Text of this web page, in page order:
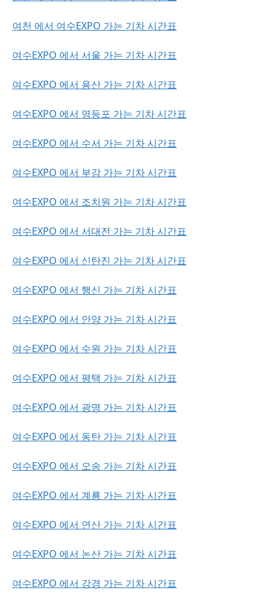
여천 에서 여수EXPO 가는 기차 시간표
여수EXPO 에서 서울 가는 기차 시간표
여수EXPO 에서 용산 가는 기차 시간표
여수EXPO 에서 영등포 가는 기차 시간표
여수EXPO 에서 수서 가는 기차 시간표
여수EXPO 에서 부강 가는 기차 시간표
여수EXPO 에서 조치원 가는 기차 시간표
여수EXPO 에서 서대전 가는 기차 시간표
여수EXPO 에서 신탄진 가는 기차 시간표
여수EXPO 에서 행신 가는 기차 시간표
여수EXPO 에서 안양 가는 기차 시간표
여수EXPO 에서 수원 가는 기차 시간표
여수EXPO 에서 평택 가는 기차 시간표
여수EXPO 에서 광명 가는 기차 시간표
여수EXPO 에서 동탄 가는 기차 시간표
여수EXPO 에서 오송 가는 기차 시간표
여수EXPO 에서 계룡 가는 기차 시간표
여수EXPO 에서 연산 가는 기차 시간표
여수EXPO 에서 논산 가는 기차 시간표
여수EXPO 에서 강경 가는 기차 시간표